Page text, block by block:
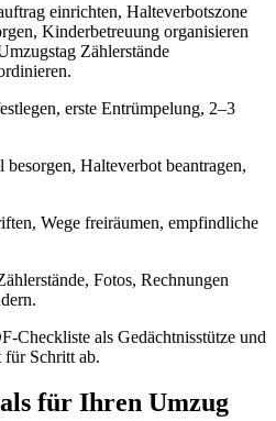
einrichten, Halteverbotszone
Kinderbetreuung organisieren
Zählerstände
erste Entrümpelung, 2–3
besorgen, Halteverbot beantragen,
Wege freiräumen, empfindliche
Fotos, Rechnungen
als Gedächtnisstütze und
für Schritt ab.
für Ihren Umzug